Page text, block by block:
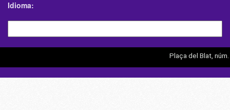
Idioma
Plaça del Blat,